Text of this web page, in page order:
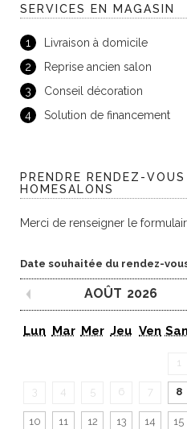
SERVICES EN MAGASIN
1
Livraison à domicile
2
Reprise ancien salon
3
Conseil décoration
4
Solution de financement
PRENDRE RENDEZ-
HOMESALONS
Merci de renseigner le
Date souhaitée du rendez-
AOÛT 2026
Mois précédent
Lun Mar Mer Jeu Ven
1
3 4 5 6 7 8
10 11 12 13 14 15